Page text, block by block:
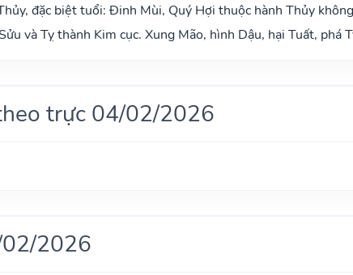
đặc biệt tuổi: Đinh Mùi, Quý Hợi thuộc hành Thủy
và Tỵ thành Kim cục. Xung Mão, hình Dậu, hại Tuất, phá
trực 04/02/2026
2026